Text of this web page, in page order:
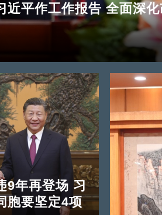
近平作工作报告 全面深
9年再登场 习
胞要坚定4项